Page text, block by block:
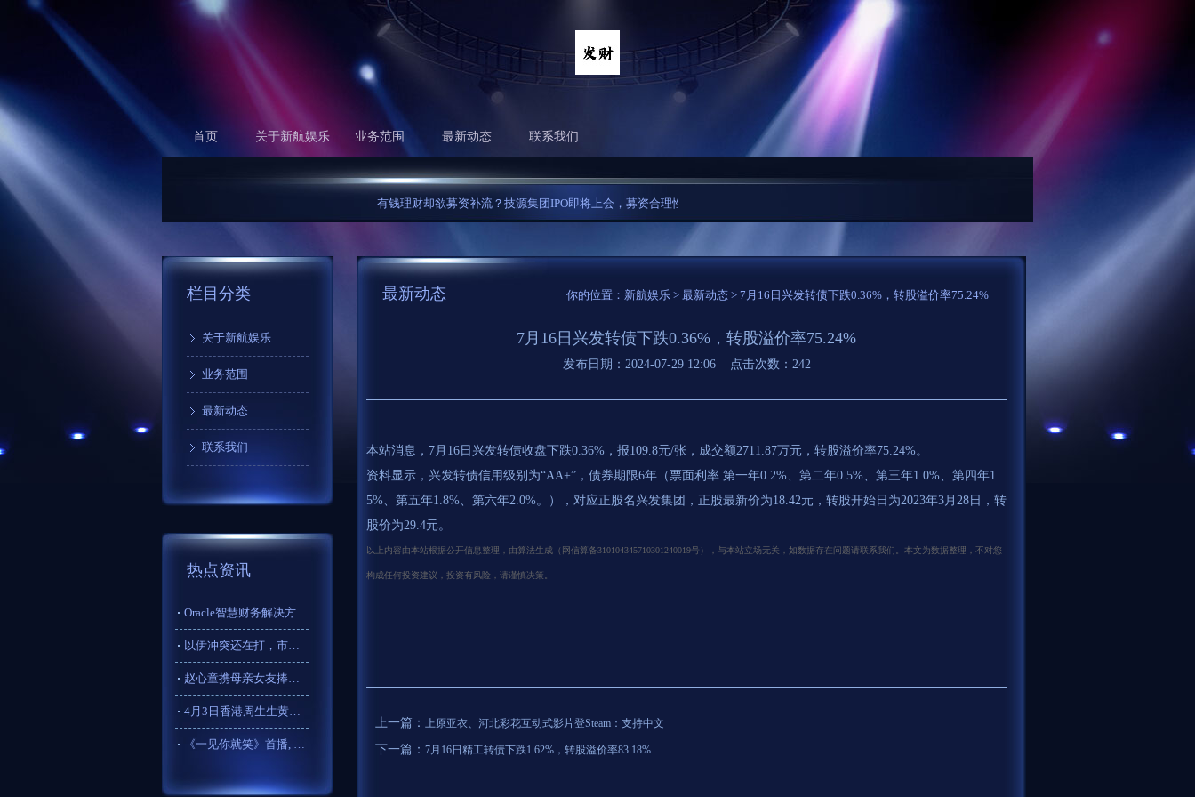
首页 关于新航娱乐 业务范围 最新动态 联系我们
有钱理财却欲募资补流？技源集团IPO即将上会，募资合理性引质疑... 生存恐怖游戏《创伤后》
栏目分类
关于新航娱乐
业务范围
最新动态
联系我们
热点资讯
Oracle智慧财务解决方案（50页）_管理_架构_流程
以伊冲突还在打，市场却已经翻篇了！
赵心童携母亲女友捧杯！丁俊晖恭贺，中国斯诺克两代王者完成交棒
4月3日香港周生生黄金价格34650港币/两
《一见你就笑》首播, 不仅是李诞复出, 更是《快乐大本营》出
最新动态 你的位置： 新航娱乐 > 最新动态 > 7月16日兴发转债下跌0.36%，转股溢价率75.24%
7月16日兴发转债下跌0.36%，转股溢价率75.24%
发布日期：2024-07-29 12:06 点击次数：242
本站消息，7月16日兴发转债收盘下跌0.36%，报109.8元/张，成交额2711.87万元，转股溢价率75.24%。
资料显示，兴发转债信用级别为“AA+”，债券期限6年（票面利率 第一年0.2%、第二年0.5%、第三年1.0%、第四年1.
5%、第五年1.8%、第六年2.0%。），对应正股名兴发集团，正股最新价为18.42元，转股开始日为2023年3月28日，转
股价为29.4元。
以上内容由本站根据公开信息整理，由算法生成（网信算备310104345710301240019号），与本站立场无关，如数据存在问题请联系我们。本文为数据整理，不对您
构成任何投资建议，投资有风险，请谨慎决策。
上一篇： 上原亚衣、河北彩花互动式影片登Steam：支持中文
下一篇： 7月16日精工转债下跌1.62%，转股溢价率83.18%